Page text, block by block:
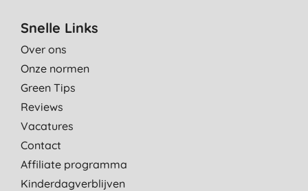
Snelle Links
Over ons
Onze normen
Green Tips
Reviews
Vacatures
Contact
Affiliate programma
Kinderdagverblijven